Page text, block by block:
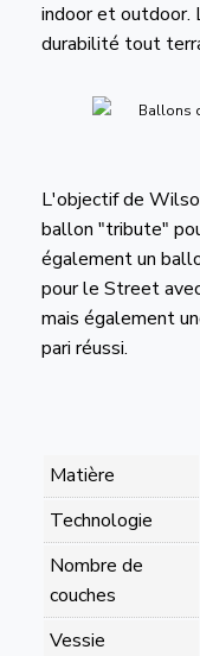
indoor et outdoor.
durabilité tout
L'objectif de
ballon "tribute"
également un
pour le Street
mais également
pari réussi.
Matière
Technologie
Nombre de
couches
Vessie